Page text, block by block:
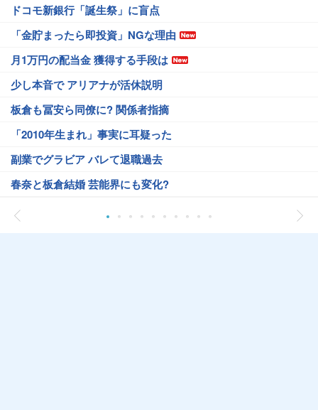
ドコモ新銀行「誕生祭」に盲点
「金貯まったら即投資」NGな理由
月1万円の配当金 獲得する手段は
少し本音で アリアナが活休説明
板倉も冨安ら同僚に? 関係者指摘
「2010年生まれ」事実に耳疑った
副業でグラビア バレて退職過去
春奈と板倉結婚 芸能界にも変化?